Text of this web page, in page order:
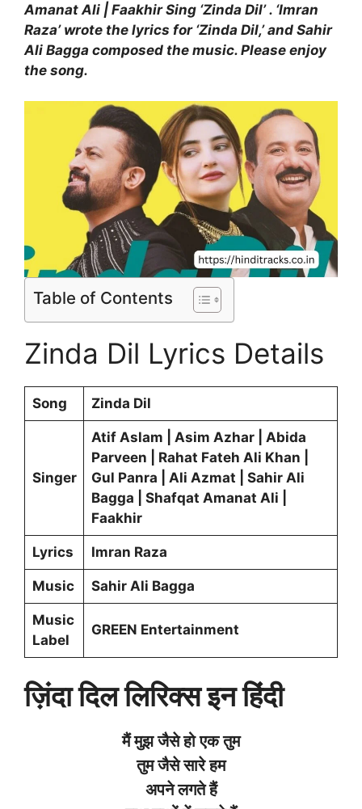
Amanat Ali | Faakhir Sing ‘Zinda Dil’ . ‘Imran
Raza’ wrote the lyrics for ‘Zinda Dil,’ and Sahir
Ali Bagga composed the music. Please enjoy
the song.
Table of Contents
Zinda Dil Lyrics Details
Song Zinda Dil
Singer
Atif Aslam | Asim Azhar | Abida
Parveen | Rahat Fateh Ali Khan |
Gul Panra | Ali Azmat | Sahir Ali
Bagga | Shafqat Amanat Ali |
Faakhir
Lyrics Imran Raza
Music Sahir Ali Bagga
Music
Label
GREEN Entertainment
ज़िंदा दिल लिरिक्स इन हिंदी
मैं मुझ जैसे हो एक तुम
तुम जैसे सारे हम
अपने लगते हैं